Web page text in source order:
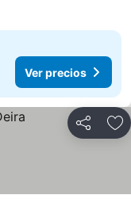
Ver precios
Compartir